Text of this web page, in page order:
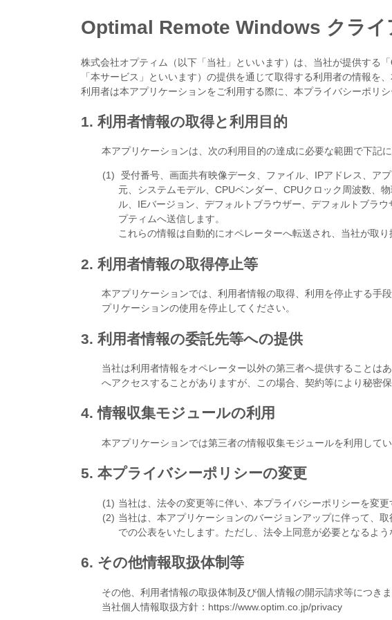
Optimal Remote Windows クライ
株式会社オプティム（以下「当社」といいます）は、当社が提供する
「本サービス」といいます）の提供を通じて取得する利用者の情報を
利用者は本アプリケーションをご利用する際に、本プライバシーポリ
1. 利用者情報の取得と利用目的
本アプリケーションは、次の利用目的の達成に必要な範囲で下記
受付番号、画面共有映像データ、ファイル、IPアドレス、ア
元、システムモデル、CPUベンダー、CPUクロック周波数、
ル、IEバージョン、デフォルトブラウザー、デフォルトブラ
プティムへ送信します。
これらの情報は自動的にオペレーターへ転送され、当社が取
2. 利用者情報の取得停止等
本アプリケーションでは、利用者情報の取得、利用を停止する手
プリケーションの使用を停止してください。
3. 利用者情報の委託先等への提供
当社は利用者情報をオペレーター以外の第三者へ提供することは
へアクセスすることがありますが、この場合、契約等により秘密
4. 情報収集モジュールの利用
本アプリケーションでは第三者の情報収集モジュールを利用してい
5. 本プライバシーポリシーの変更
当社は、法令の変更等に伴い、本プライバシーポリシーを変更
当社は、本アプリケーションのバージョンアップに伴って、
での公表をいたします。ただし、法令上同意が必要となるよ
6. その他情報取扱体制等
その他、利用者情報の取扱体制及び個人情報の開示請求等につき
当社個人情報取扱方針：https://www.optim.co.jp/privacy